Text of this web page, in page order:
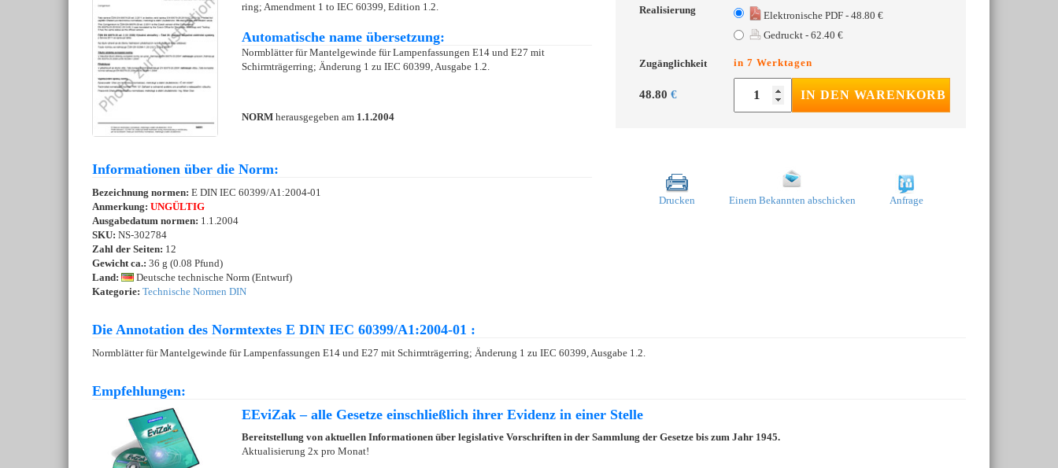
ring; Amendment 1 to IEC 60399, Edition 1.2.
Automatische name übersetzung:
Normblätter für Mantelgewinde für Lampenfassungen E14 und E27 mit
Schirmträgerring; Änderung 1 zu IEC 60399, Ausgabe 1.2.
NORM herausgegeben am 1.1.2004
Realisierung
Elektronische PDF - 48.80 €
Gedruckt - 62.40 €
Zugänglichkeit in 7 Werktagen
48.80 € IN DEN WARENKORB
Informationen über die Norm:
Bezeichnung normen: E DIN IEC 60399/A1:2004-01
Anmerkung: UNGÜLTIG
Ausgabedatum normen: 1.1.2004
SKU: NS-302784
Zahl der Seiten: 12
Gewicht ca.: 36 g (0.08 Pfund)
Land:
Deutsche technische Norm (Entwurf)
Kategorie: Technische Normen DIN
Drucken Einem Bekannten abschicken Anfrage
Die Annotation des Normtextes E DIN IEC 60399/A1:2004-01 :
Normblätter für Mantelgewinde für Lampenfassungen E14 und E27 mit Schirmträgerring; Änderung 1 zu IEC 60399, Ausgabe 1.2.
Empfehlungen:
EEviZak – alle Gesetze einschließlich ihrer Evidenz in einer Stelle
Bereitstellung von aktuellen Informationen über legislative Vorschriften in der Sammlung der Gesetze bis zum Jahr 1945.
Aktualisierung 2x pro Monat!